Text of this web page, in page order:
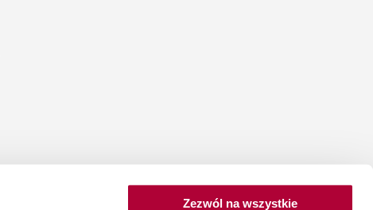
Zezwól na wszystkie